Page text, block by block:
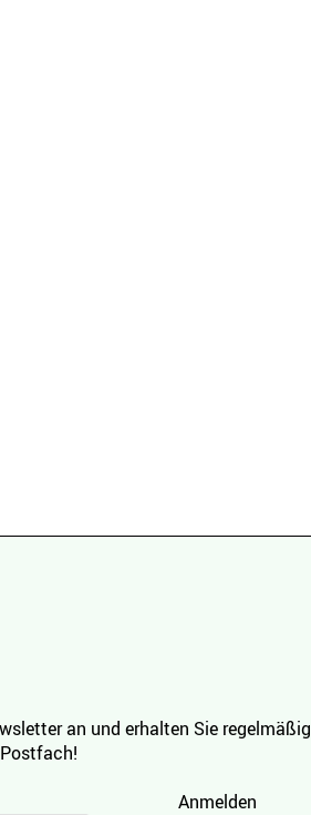
an und erhalten Sie regelmäßig
Anmelden